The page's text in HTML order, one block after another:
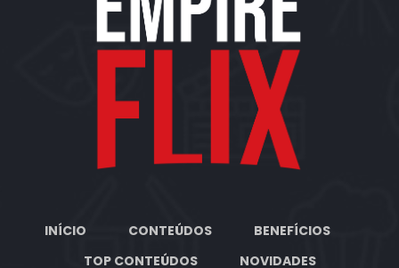
INÍCIO CONTEÚDOS
BENEFÍCIOS
TOP CONTEÚDOS
NOVIDADES